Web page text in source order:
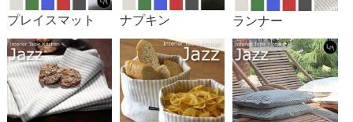
プレイスマット ナプキン ランナー